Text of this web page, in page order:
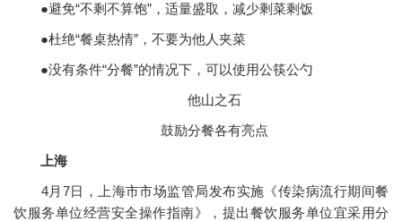
●避免“不剩不算饱”，适量盛取，减少剩菜剩饭
●杜绝“餐桌热情”，不要为他人夹菜
●没有条件“分餐”的情况下，可以使用公筷公勺
他山之石
鼓励分餐各有亮点
上海
4月7日，上海市市场监管局发布实施《传染病流行期间餐
饮服务单位经营安全操作指南》，提出餐饮服务单位宜采用分